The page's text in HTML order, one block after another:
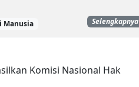
Manusia Selengkapnya
Komisi Nasional Hak